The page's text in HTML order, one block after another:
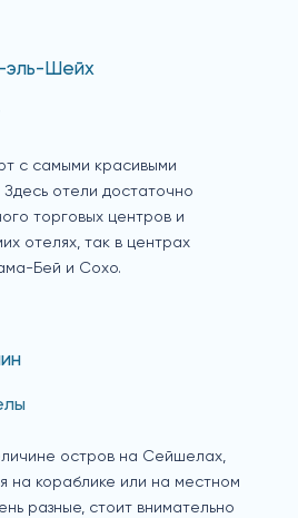
Шейх
с самыми красивыми
отели достаточно
торговых центров и
отелях, так в центрах
Бей и Сохо.
остров на Сейшелах,
на кораблике или на местном
разные, стоит внимательно